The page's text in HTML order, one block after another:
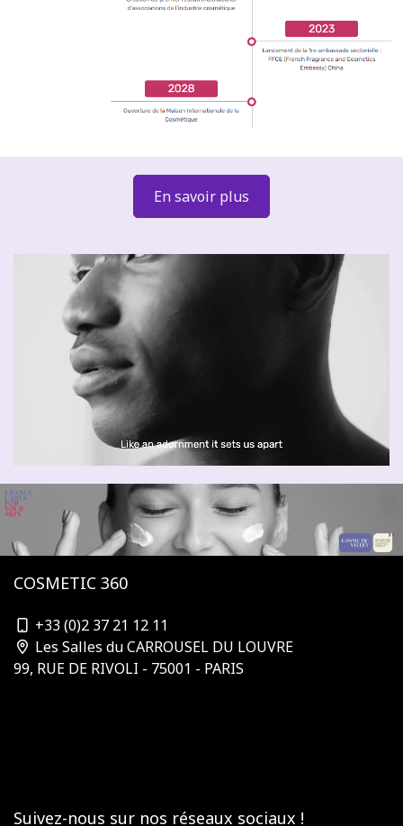
En savoir plus
COSMETIC 360
+33 (0)2 37 21 12 11
Les Salles du CARROUSEL DU LOUVRE
99, RUE DE RIVOLI - 75001 - PARIS
Suivez-nous sur nos réseaux sociaux !